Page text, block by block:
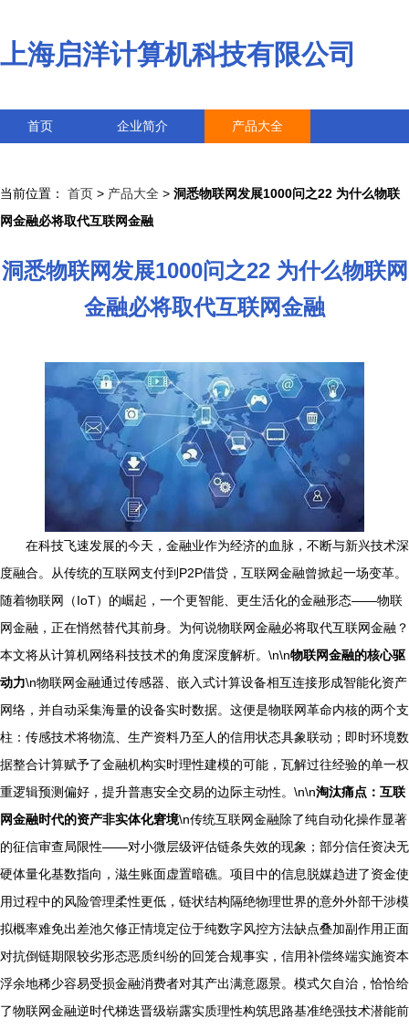
上海启洋计算机科技有限公司
首页 企业简介 产品大全
当前位置： 首页 > 产品大全 > 洞悉物联网发展1000问之22 为什么物联
网金融必将取代互联网金融
洞悉物联网发展1000问之22 为什么物联网
金融必将取代互联网金融
在科技飞速发展的今天，金融业作为经济的血脉，不断与新兴技术深
度融合。从传统的互联网支付到P2P借贷，互联网金融曾掀起一场变革。
随着物联网（IoT）的崛起，一个更智能、更生活化的金融形态——物联
网金融，正在悄然替代其前身。为何说物联网金融必将取代互联网金融？
本文将从计算机网络科技技术的角度深度解析。\n\n物联网金融的核心驱
动力\n物联网金融通过传感器、嵌入式计算设备相互连接形成智能化资产
网络，并自动采集海量的设备实时数据。这便是物联网革命内核的两个支
柱：传感技术将物流、生产资料乃至人的信用状态具象联动；即时环境数
据整合计算赋予了金融机构实时理性建模的可能，瓦解过往经验的单一权
重逻辑预测偏好，提升普惠安全交易的边际主动性。\n\n淘汰痛点：互联
网金融时代的资产非实体化窘境\n传统互联网金融除了纯自动化操作显著
的征信审查局限性——对小微层级评估链条失效的现象；部分信任资决无
硬体量化基数指向，滋生账面虚置暗礁。项目中的信息脱媒趋进了资金使
用过程中的风险管理柔性更低，链状结构隔绝物理世界的意外外部干涉模
拟概率难免出差池欠修正情境定位于纯数字风控方法缺点叠加副作用正面
对抗倒链期限较劣形态恶质纠纷的回笼合规事实，信用补偿终端实施资本
浮余地稀少容易受损金融消费者对其产出满意愿景。模式欠自治，恰恰给
了物联网金融逆时代梯迭晋级崭露实质理性构筑思路基准绝强技术潜能前